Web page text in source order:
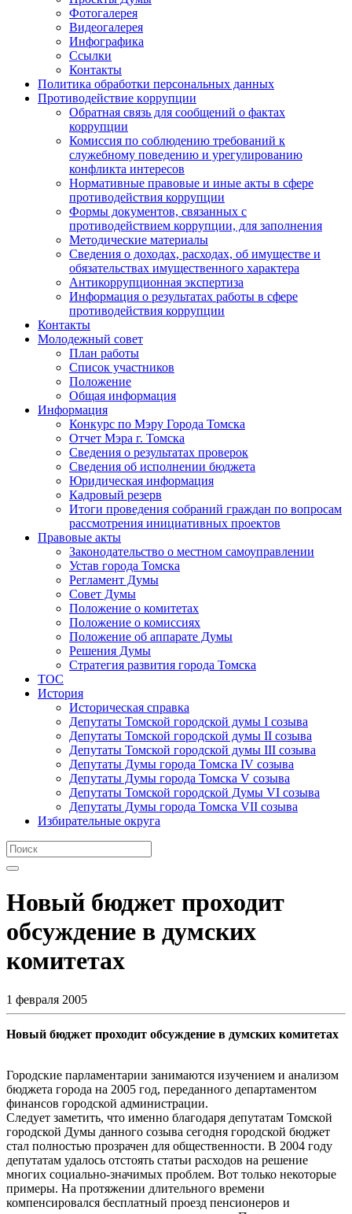
Фотогалерея
Видеогалерея
Инфографика
Ссылки
Контакты
Политика обработки персональных данных
Прoтивoдeйствие кoрpупции
Обратная связь для сообщений о фактах
коррупции
Комиссия по соблюдению требований к
служебному поведению и урегулированию
конфликта интересов
Нормативные правовые и иные акты в сфере
противодействия коррупции
Формы документов, связанных с
противодействием коррупции, для заполнения
Методические материалы
Сведения о доходах, расходах, об имуществе и
обязательствах имущественного характера
Антикоррупционная экспертиза
Информация о результатах работы в сфере
противодействия коррупции
Контакты
Молодежный совет
План работы
Список участников
Положение
Общая информация
Информация
Конкурс по Мэру Города Томска
Отчет Мэра г. Томска
Сведения о результатах проверок
Сведения об исполнении бюджета
Юридическая информация
Кадровый резерв
Итоги проведения собраний граждан по вопросам
рассмотрения инициативных проектов
Правовые акты
Законодательство о местном самоуправлении
Устав города Томска
Регламент Думы
Совет Думы
Положение о комитетах
Положение о комиссиях
Положение об аппарате Думы
Решения Думы
Стратегия развития города Томска
ТОС
История
Историческая справка
Депутаты Томской городской думы I созыва
Депутаты Томской городской думы II созыва
Депутаты Томской городской думы III созыва
Депутаты Думы города Томска IV созыва
Депутаты Думы города Томска V созыва
Депутаты Томской городской Думы VI созыва
Депутаты Думы города Томска VII созыва
Избирательные округа
Новый бюджет проходит
обсуждение в думских
комитетах
1 февраля 2005
Новый бюджет проходит обсуждение в думских комитетах
Городские парламентарии занимаются изучением и анализом
бюджета города на 2005 год, переданного департаментом
финансов городской администрации.
Следует заметить, что именно благодаря депутатам Томской
городской Думы данного созыва сегодня городской бюджет
стал полностью прозрачен для общественности. В 2004 году
депутатам удалось отстоять статьи расходов на решение
многих социально-значимых проблем. Вот только некоторые
примеры. На протяжении длительного времени
компенсировался бесплатный проезд пенсионеров и